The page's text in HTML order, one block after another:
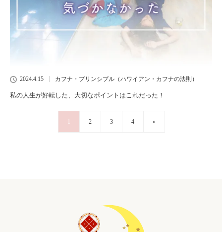
2024.4.15 カフナ・プリンシプル（ハワイアン・カフナの法則）
私の人生が好転した、大切なポイントはこれだった！
1 2 3 4 »